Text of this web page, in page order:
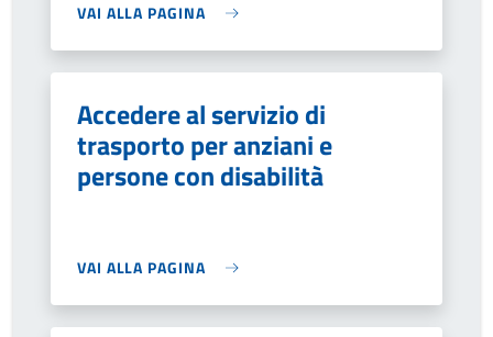
VAI ALLA PAGINA
Accedere al servizio di
trasporto per anziani e
persone con disabilità
VAI ALLA PAGINA